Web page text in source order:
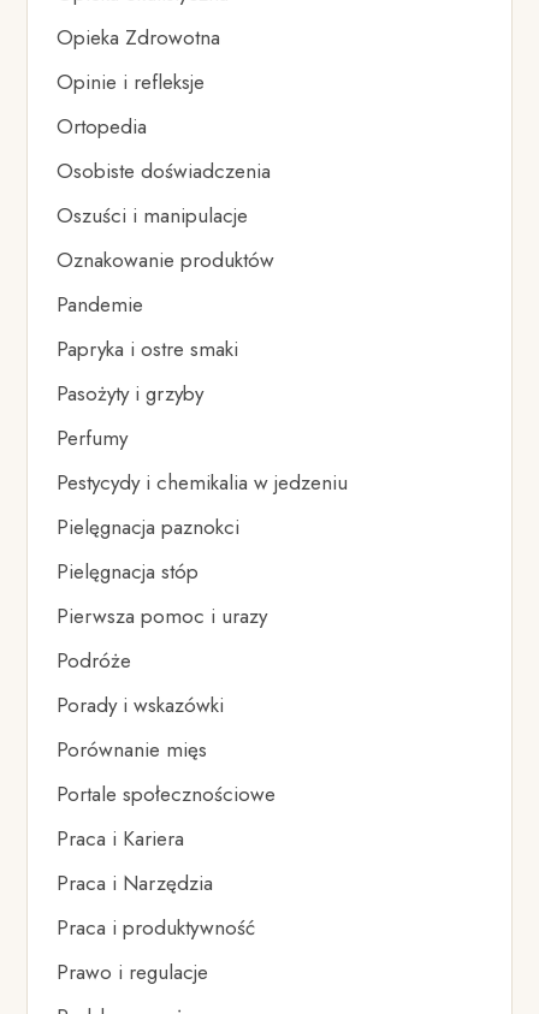
Opieka Zdrowotna
Opinie i refleksje
Ortopedia
Osobiste doświadczenia
Oszuści i manipulacje
Oznakowanie produktów
Pandemie
Papryka i ostre smaki
Pasożyty i grzyby
Perfumy
Pestycydy i chemikalia w jedzeniu
Pielęgnacja paznokci
Pielęgnacja stóp
Pierwsza pomoc i urazy
Podróże
Porady i wskazówki
Porównanie mięs
Portale społecznościowe
Praca i Kariera
Praca i Narzędzia
Praca i produktywność
Prawo i regulacje